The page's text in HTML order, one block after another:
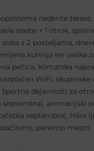
nadkrite terase,
osebe + 1 otrok,
z 2 posteljama,
kuhinja ter velika
pečica, klimatska
WiFi, skupinske
dejavnosti za
septembra), animacijski
septembra), hišni
parkirno mesto